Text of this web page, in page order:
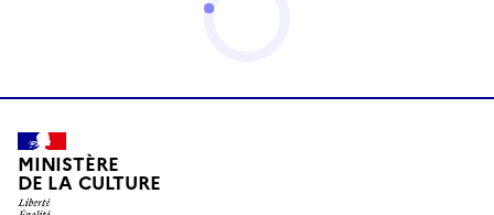
MINISTÈRE
DE LA CULTURE